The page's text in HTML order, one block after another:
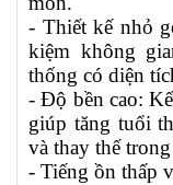
- Thiết kế nhỏ
kiệm không
thống có diện
- Độ bền cao:
giúp tăng tuổi
và thay thế
- Tiếng ồn thấp